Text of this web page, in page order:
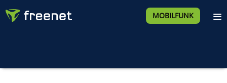
MOBILFUNK